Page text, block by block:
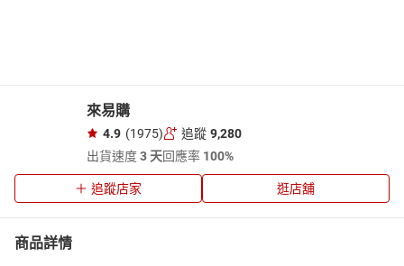
來易購
4.9 (1975) 追蹤 9,280
出貨速度3 天回應率 100%
追蹤店家 逛店舖
商品詳情